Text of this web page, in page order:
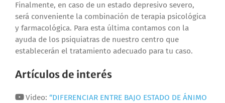
Finalmente, en caso de un estado depresivo severo,
será conveniente la combinación de terapia psicológica
y farmacológica. Para esta última contamos con la
ayuda de los psiquiatras de nuestro centro que
establecerán el tratamiento adecuado para tu caso.
Artículos de interés
Video: “DIFERENCIAR ENTRE BAJO ESTADO DE ÁNIMO